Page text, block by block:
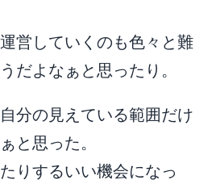
営していくのも色々と難
だよなぁと思ったり。
分の見えている範囲だけ
と思った。
りするいい機会になっ